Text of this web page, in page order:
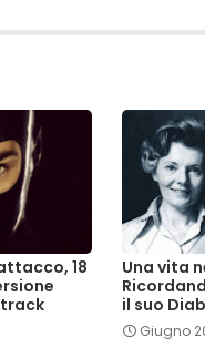
18
Una vita
il suo
Giugno